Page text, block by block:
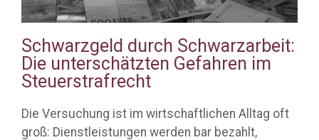
Schwarzgeld durch Schwarzarbeit:
Die unterschätzten Gefahren im
Steuerstrafrecht
Die Versuchung ist im wirtschaftlichen Alltag oft
groß: Dienstleistungen werden bar bezahlt,